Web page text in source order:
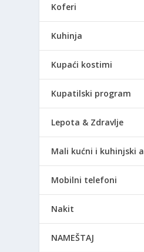
Koferi
Kuhinja
Kupaći kostimi
Kupatilski program
Lepota & Zdravlje
Mali kućni i kuhinjski
Mobilni telefoni
Nakit
NAMEŠTAJ